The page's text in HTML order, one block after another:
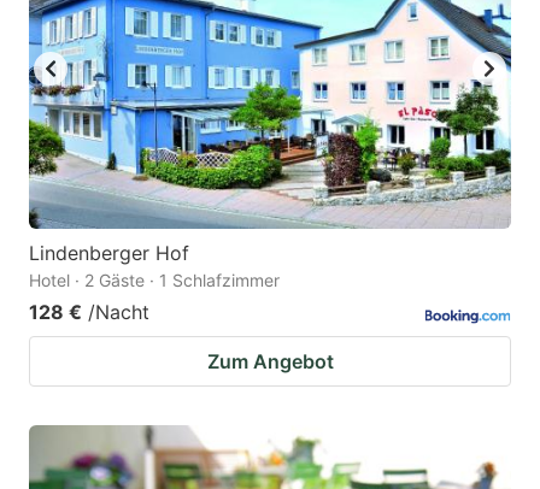
Lindenberger Hof
Hotel · 2 Gäste · 1 Schlafzimmer
128 € /Nacht
Zum Angebot